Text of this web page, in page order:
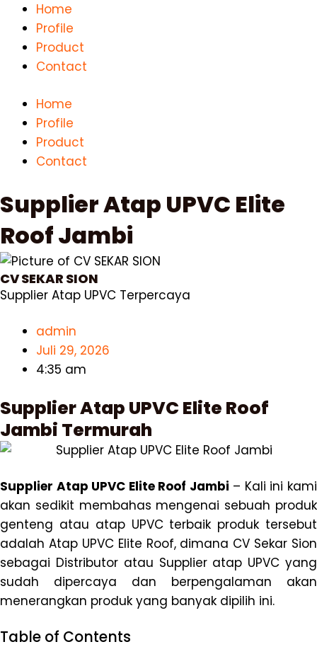
Lewati
konten
Home
Profile
Product
Contact
Home
Profile
Product
Contact
Supplier Atap UPVC Elite
Roof Jambi
CV SEKAR SION
Supplier Atap UPVC Terpercaya
admin
Juli 29, 2026
4:35 am
Supplier Atap UPVC Elite Roof
Jambi Termurah
Supplier Atap UPVC Elite Roof Jambi – Kali ini kami
akan sedikit membahas mengenai sebuah produk
genteng atau atap UPVC terbaik produk tersebut
adalah Atap UPVC Elite Roof, dimana CV Sekar Sion
sebagai Distributor atau Supplier atap UPVC yang
sudah dipercaya dan berpengalaman akan
menerangkan produk yang banyak dipilih ini.
Table of Contents